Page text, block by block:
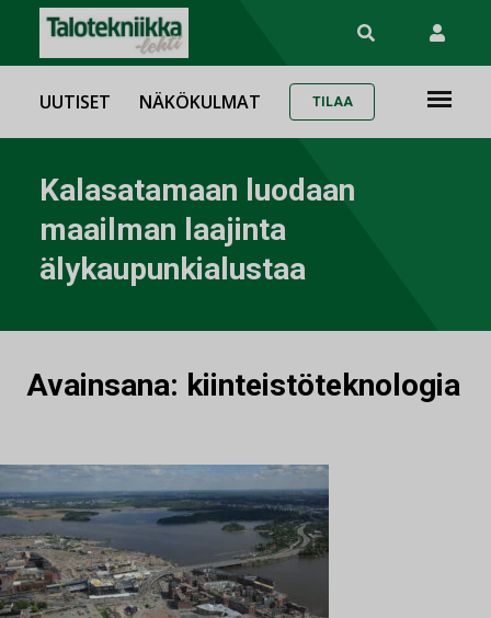
UUTISET NÄKÖKULMAT TILAA
Kalasatamaan luodaan
maailman laajinta
älykaupunkialustaa
Avainsana: kiinteistöteknologia